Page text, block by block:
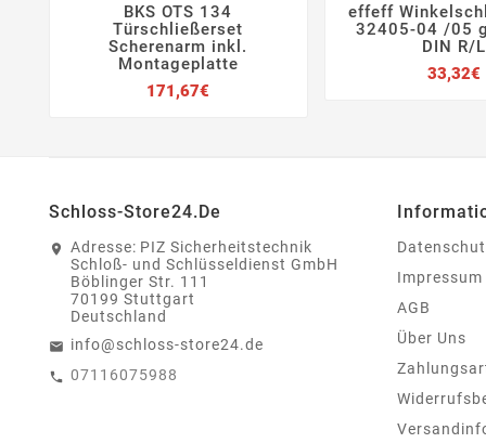
  
BKS OTS 134
Türschließerset
Scherenarm inkl.
Montageplatte
171,67€
 
effeff
32405-04 /05
DIN R/L
33,32€
Schloss-Store24.de
Adresse: PIZ Sicherheitstechnik
Schloß- und Schlüsseldienst GmbH
Böblinger Str. 111
70199 Stuttgart
Deutschland
info@schloss-store24.de
07116075988
Impressum
AGB
Über Uns